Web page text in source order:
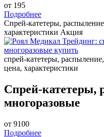
от 195
Подробнее
Спрей-катетеры,
характеристики Акция
спрей-катетеры,
цена, характеристики
Спрей-катетеры,
многоразовые
от 9100
Подробнее